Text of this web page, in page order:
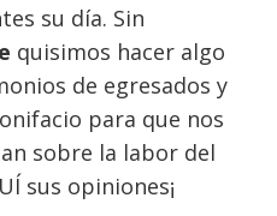
su día. Sin
quisimos hacer algo
de egresados y
para que nos
sobre la labor del
sus opiniones¡